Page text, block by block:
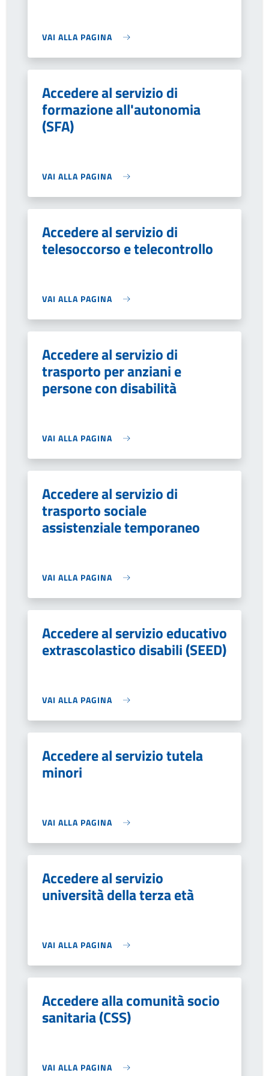
VAI ALLA PAGINA
Accedere al servizio di
formazione all'autonomia
(SFA)
VAI ALLA PAGINA
Accedere al servizio di
telesoccorso e telecontrollo
VAI ALLA PAGINA
Accedere al servizio di
trasporto per anziani e
persone con disabilità
VAI ALLA PAGINA
Accedere al servizio di
trasporto sociale
assistenziale temporaneo
VAI ALLA PAGINA
Accedere al servizio educativo
extrascolastico disabili (SEED)
VAI ALLA PAGINA
Accedere al servizio tutela
minori
VAI ALLA PAGINA
Accedere al servizio
università della terza età
VAI ALLA PAGINA
Accedere alla comunità socio
sanitaria (CSS)
VAI ALLA PAGINA